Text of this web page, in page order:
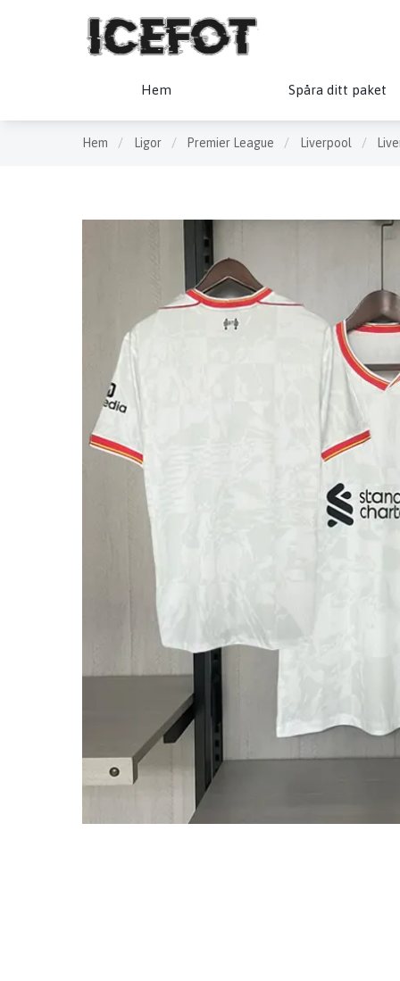
Hem Spåra ditt paket
Hem / Ligor / Premier League / Liverpool /